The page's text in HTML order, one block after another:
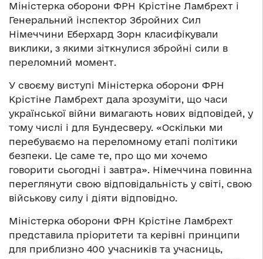
Міністерка оборони ФРН Крістіне Ламбрехт і
Генеральний інспектор Збройних Сил
Німеччини Еберхард Зорн класифікували
виклики, з якими зіткнулися збройні сили в
переломний момент.
У своєму виступі Міністерка оборони ФРН
Крістіне Ламбрехт дала зрозуміти, що часи
української війни вимагають нових відповідей, у
тому числі і для Бундесверу. «Оскільки ми
перебуваємо на переломному етапі політики
безпеки. Це саме те, про що ми хочемо
говорити сьогодні і завтра». Німеччина повинна
переглянути свою відповідальність у світі, свою
військову силу і діяти відповідно.
Міністерка оборони ФРН Крістіне Ламбрехт
представила пріоритети та керівні принципи
для приблизно 400 учасників та учасниць,